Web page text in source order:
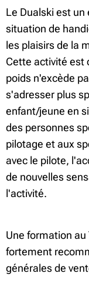
Le Dualski est
situation de
les plaisirs de la
Cette activité est
poids n'excède
s'adresser plus
enfant/jeune en
des personnes
pilotage et aux
avec le pilote,
de nouvelles
l'activité.
Une formation
fortement
générales de